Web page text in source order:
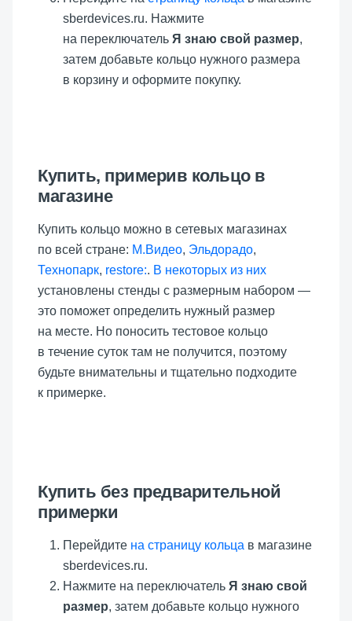
sberdevices.ru. Нажмите
на переключатель Я знаю свой размер,
затем добавьте кольцо нужного размера
в корзину и оформите покупку.
Купить, примерив кольцо в
магазине
Купить кольцо можно в сетевых магазинах
по всей стране: М.Видео, Эльдорадо,
Технопарк, restore:. В некоторых из них
установлены стенды с размерным набором —
это поможет определить нужный размер
на месте. Но поносить тестовое кольцо
в течение суток там не получится, поэтому
будьте внимательны и тщательно подходите
к примерке.
Купить без предварительной
примерки
Перейдите на страницу кольца в магазине
sberdevices.ru.
Нажмите на переключатель Я знаю свой
размер, затем добавьте кольцо нужного